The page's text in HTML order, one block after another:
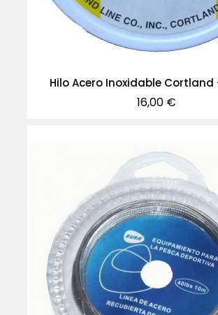
Hilo Acero Inoxidable Cortland -
Precio
16,00 €